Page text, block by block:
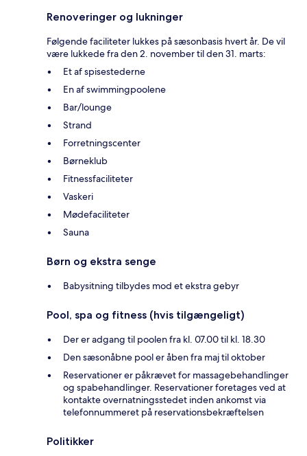
Renoveringer og lukninger
Følgende faciliteter lukkes på sæsonbasis hvert år. De vil
være lukkede fra den 2. november til den 31. marts:
Et af spisestederne
En af swimmingpoolene
Bar/lounge
Strand
Forretningscenter
Børneklub
Fitnessfaciliteter
Vaskeri
Mødefaciliteter
Sauna
Børn og ekstra senge
Babysitning tilbydes mod et ekstra gebyr
Pool, spa og fitness (hvis tilgængeligt)
Der er adgang til poolen fra kl. 07.00 til kl. 18.30
Den sæsonåbne pool er åben fra maj til oktober
Reservationer er påkrævet for massagebehandlinger
og spabehandlinger. Reservationer foretages ved at
kontakte overnatningsstedet inden ankomst via
telefonnummeret på reservationsbekræftelsen
Politikker